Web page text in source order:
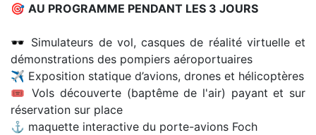
🎯 AU PROGRAMME PENDANT LES 3 JOURS
🕶️ Simulateurs de vol, casques de réalité virtuelle et
démonstrations des pompiers aéroportuaires
✈️ Exposition statique d’avions, drones et hélicoptères
🎟️ Vols découverte (baptême de l'air) payant et sur
réservation sur place
⚓️ maquette interactive du porte-avions Foch